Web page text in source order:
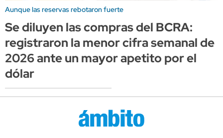
Aunque las reservas rebotaron fuerte
Se diluyen las compras del BCRA:
registraron la menor cifra semanal de
2026 ante un mayor apetito por el
dólar